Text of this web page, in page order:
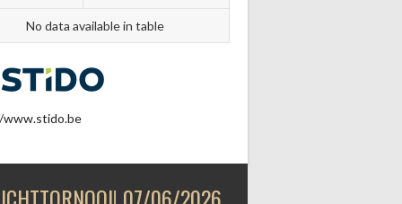
No data available in table
07/06/2026